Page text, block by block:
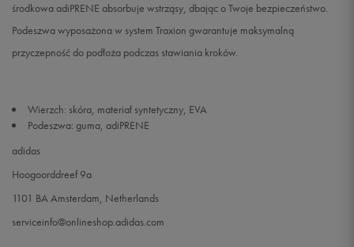
46 2/3 30 cm Powiadom o dostępności
środkowa adiPRENE absorbuje wstrząsy, dbając o Twoje bezpieczeństwo.
Podeszwa wyposażona w system Traxion gwarantuje maksymalną
przyczepność do podłoża podczas stawiania kroków.
Wierzch: skóra, materiał syntetyczny, EVA
Podeszwa: guma, adiPRENE
adidas
Hoogoorddreef 9a
1101 BA Amsterdam, Netherlands
serviceinfo@onlineshop.adidas.com